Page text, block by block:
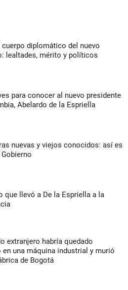
cuerpo diplomático del nuevo
lealtades, mérito y políticos
para conocer al nuevo presidente
Abelardo de la Espriella
nuevas y viejos conocidos: así es
que llevó a De la Espriella a la
extranjero habría quedado
en una máquina industrial y murió
de Bogotá